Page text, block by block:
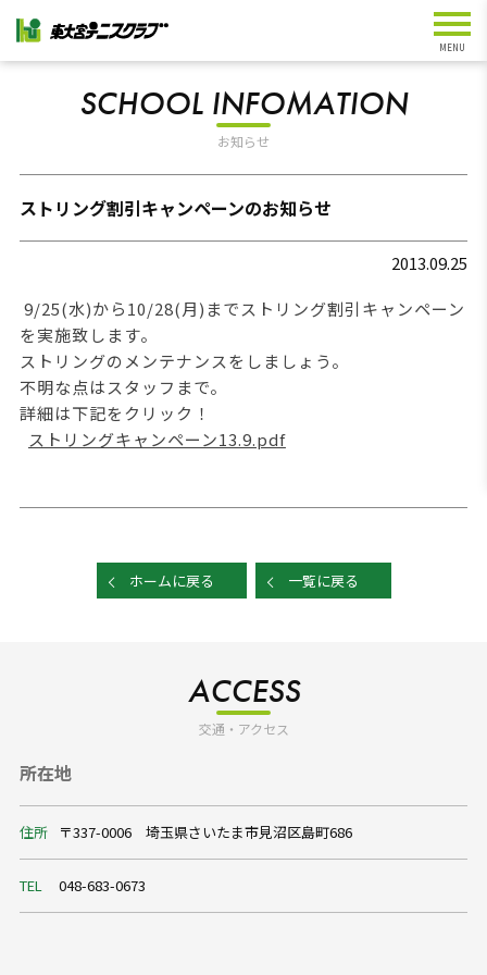
SCHOOL INFOMATION
お知らせ
ストリング割引キャンペーンのお知らせ
2013.09.25
9/25(水)から10/28(月)までストリング割引キャンペーン
を実施致します。
ストリングのメンテナンスをしましょう。
不明な点はスタッフまで。
詳細は下記をクリック！
ストリングキャンペーン13.9.pdf
ホームに戻る 一覧に戻る
ACCESS
交通・アクセス
所在地
住所 〒337-0006 埼玉県さいたま市見沼区島町686
TEL 048-683-0673